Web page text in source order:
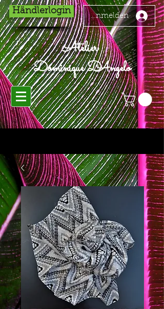
Händlerlogin
Anmelden
Atelier
Dominique D'Angelo